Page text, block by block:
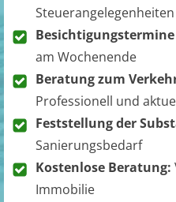
Steuerangelegenheiten
am Wochenende
Beratung zum
Professionell und
Feststellung der
Sanierungsbedarf
Kostenlose Beratung:
Immobilie